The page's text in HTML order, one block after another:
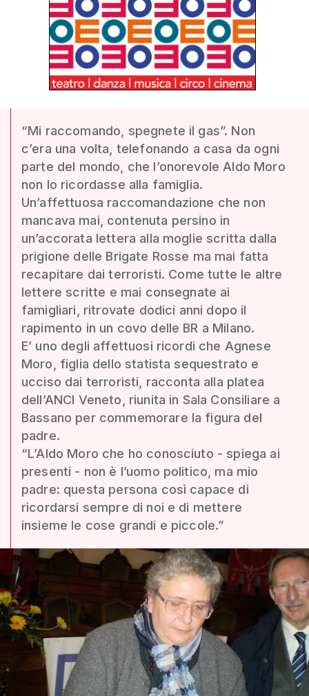
“Mi raccomando, spegnete il gas”. Non
c’era una volta, telefonando a casa da ogni
parte del mondo, che l’onorevole Aldo Moro
non lo ricordasse alla famiglia.
Un’affettuosa raccomandazione che non
mancava mai, contenuta persino in
un’accorata lettera alla moglie scritta dalla
prigione delle Brigate Rosse ma mai fatta
recapitare dai terroristi. Come tutte le altre
lettere scritte e mai consegnate ai
famigliari, ritrovate dodici anni dopo il
rapimento in un covo delle BR a Milano.
E’ uno degli affettuosi ricordi che Agnese
Moro, figlia dello statista sequestrato e
ucciso dai terroristi, racconta alla platea
dell’ANCI Veneto, riunita in Sala Consiliare a
Bassano per commemorare la figura del
padre.
“L’Aldo Moro che ho conosciuto - spiega ai
presenti - non è l’uomo politico, ma mio
padre: questa persona così capace di
ricordarsi sempre di noi e di mettere
insieme le cose grandi e piccole.”